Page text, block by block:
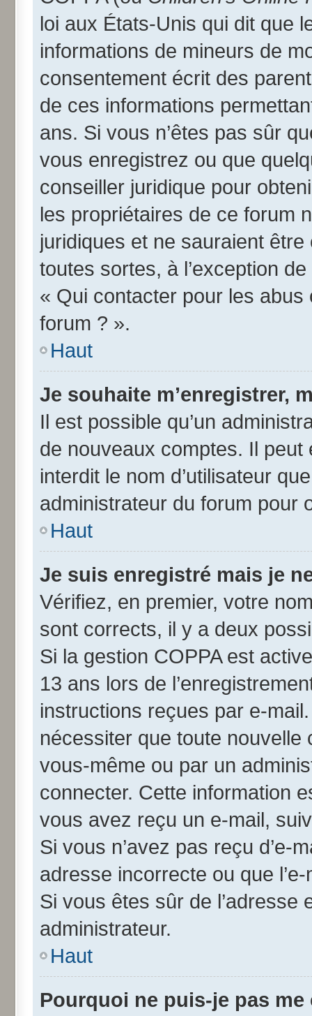
loi aux États-Unis qui dit que
informations de mineurs de
consentement écrit des
de ces informations
ans. Si vous n’êtes pas sûr
vous enregistrez ou que
conseiller juridique pour
les propriétaires de ce forum
juridiques et ne sauraient
toutes sortes, à l’exception
« Qui contacter pour les
forum ? ».
Haut
Je souhaite m’enregistrer,
Il est possible qu’un
de nouveaux comptes. Il
interdit le nom d’utilisateur
administrateur du forum pour
Haut
Je suis enregistré mais je
Vérifiez, en premier, votre
sont corrects, il y a deux
Si la gestion COPPA est
13 ans lors de
instructions reçues par e-
nécessiter que toute
vous-même ou par un
connecter. Cette information
vous avez reçu un e-mail,
Si vous n’avez pas reçu d’e-
adresse incorrecte ou que
Si vous êtes sûr de l’adresse
administrateur.
Haut
Pourquoi ne puis-je pas